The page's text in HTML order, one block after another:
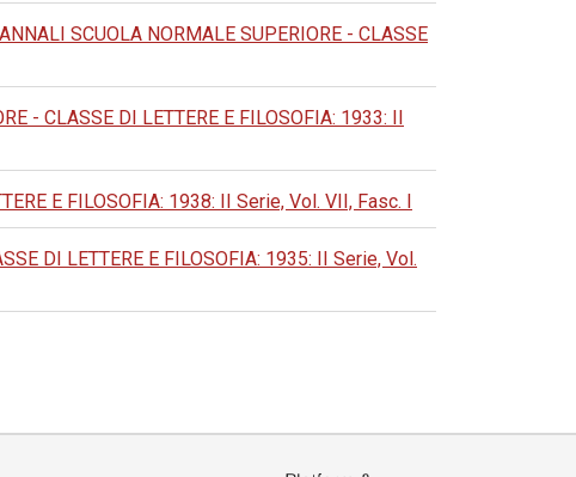
ANNALI SCUOLA NORMALE SUPERIORE - CLASSE
- CLASSE DI LETTERE E FILOSOFIA: 1933: II
E FILOSOFIA: 1938: II Serie, Vol. VII, Fasc. I
DI LETTERE E FILOSOFIA: 1935: II Serie, Vol.